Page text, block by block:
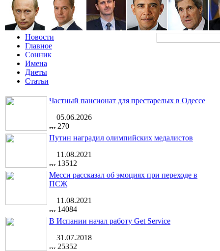
Новости
Главное
Сонник
Имена
Диеты
Статьи
Частный пансионат для престарелых в Одессе
05.06.2026
270
Путин наградил олимпийских медалистов
11.08.2021
13512
Месси рассказал об эмоциях при переходе в
ПСЖ
11.08.2021
14084
В Испании начал работу Get Service
31.07.2018
25352